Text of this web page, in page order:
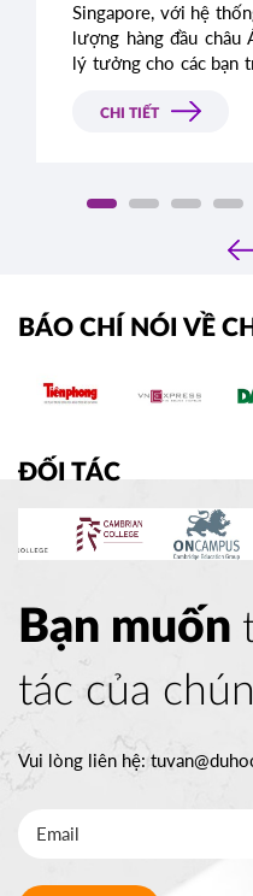
Singapore, với hệ
lượng hàng đầu châu
lý tưởng cho các bạn
lại kiến thức chuyên
quốc tế khi muốn
CHI TIẾT
‹
BÁO CHÍ NÓI VỀ
ĐỐI TÁC
Bạn muốn
tác của
Vui lòng liên hệ: